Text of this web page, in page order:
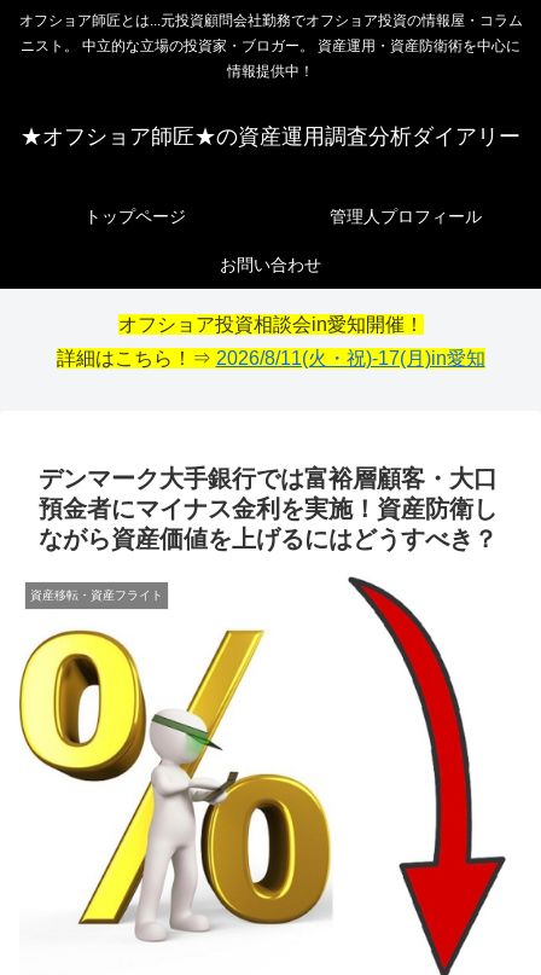
オフショア師匠とは...元投資顧問会社勤務でオフショア投資の情報屋・コラム
ニスト。 中立的な立場の投資家・ブロガー。 資産運用・資産防衛術を中心に
情報提供中！
★オフショア師匠★の資産運用調査分析ダイアリー
トップページ 管理人プロフィール
お問い合わせ
オフショア投資相談会in愛知開催！
詳細はこちら！⇒ 2026/8/11(火・祝)-17(月)in愛知
デンマーク大手銀行では富裕層顧客・大口
預金者にマイナス金利を実施！資産防衛し
ながら資産価値を上げるにはどうすべき？
資産移転・資産フライト